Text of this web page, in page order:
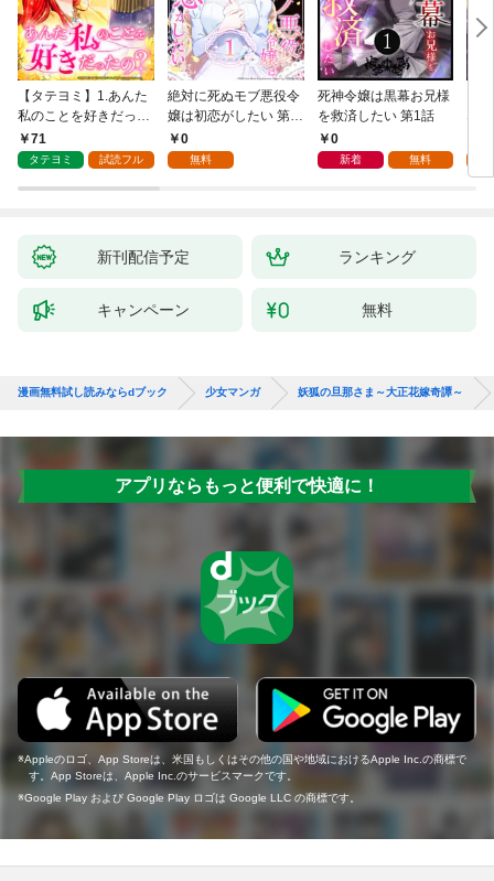
【タテヨミ】1.あんた
私のことを好きだった
の？
71
タテヨミ 試読フル
絶対に死ぬモブ悪役令
嬢は初恋がしたい 第1
話0
無料
死神令嬢は黒幕お兄様
を救済したい 第1話
0
新着 無料
な
新刊配信予定 ランキング
キャンペーン 無料
漫画無料試し読みならdブック 少女マンガ 妖狐の旦那さま～大正花嫁奇譚～
アプリならもっと便利で快適に！
Appleのロゴ、App Storeは、米国もしくはその他の国や地域におけるApple Inc.の商標で
す。App Storeは、Apple Inc.のサービスマークです。
Google Play および Google Play ロゴは Google LLC の商標です。